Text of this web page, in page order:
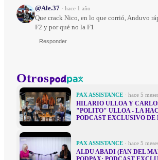
@Ale.37 · hace 1 año
Que crack Nico, en lo que corrió, Anduvo
F2 y por qué no la F1
Responder
Otros
PAX ASSISTANCE · hace 5
HILARIO ULLOA Y
"POLITO" ULLOA - LA
PODCAST EXCLUSIVO DE
PAX ASSISTANCE · hace 5
ALDU ABADI (FAN DEL